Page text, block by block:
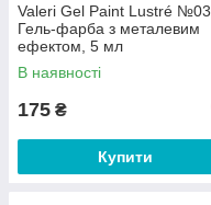
Valeri Gel Paint Lustré №03
Гель-фарба з металевим
ефектом, 5 мл
В наявності
175 ₴
Купити